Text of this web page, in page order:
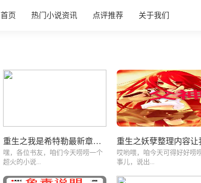
首页 热门小说资讯 点评推荐 关于我们
重生之我是希特勒最新章节整理内容分享
嘿，各位书友，咱们今天唠唠一个
超火的小说...
哎哟喂，咱今天可得好好唠
事儿，说出...